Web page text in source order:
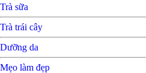
Trà sữa
Trà trái cây
Dưỡng da
Mẹo làm đẹp